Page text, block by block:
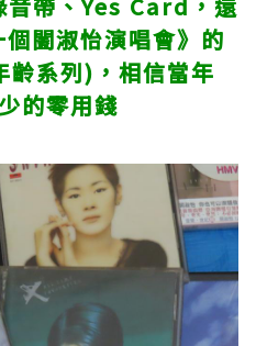
音帶、Yes Card，還
闔淑怡演唱會》的
系列)，相信當年
的零用錢